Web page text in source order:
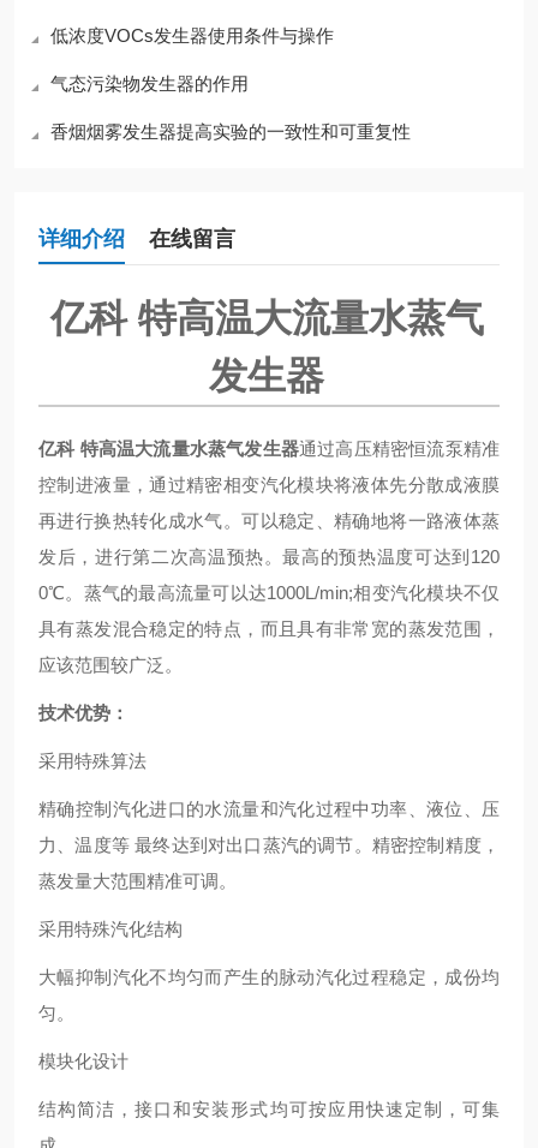
低浓度VOCs发生器使用条件与操作
气态污染物发生器的作用
香烟烟雾发生器提高实验的一致性和可重复性
详细介绍 在线留言
亿科 特高温大流量水蒸气
发生器
亿科 特高温大流量水蒸气发生器通过高压精密恒流泵精准
控制进液量，通过精密相变汽化模块将液体先分散成液膜
再进行换热转化成水气。可以稳定、精确地将一路液体蒸
发后，进行第二次高温预热。最高的预热温度可达到120
0℃。蒸气的最高流量可以达1000L/min;相变汽化模块不仅
具有蒸发混合稳定的特点，而且具有非常宽的蒸发范围，
应该范围较广泛。
技术优势：
采用特殊算法
精确控制汽化进口的水流量和汽化过程中功率、液位、压
力、温度等 最终达到对出口蒸汽的调节。精密控制精度，
蒸发量大范围精准可调。
采用特殊汽化结构
大幅抑制汽化不均匀而产生的脉动汽化过程稳定，成份均
匀。
模块化设计
结构简洁，接口和安装形式均可按应用快速定制，可集